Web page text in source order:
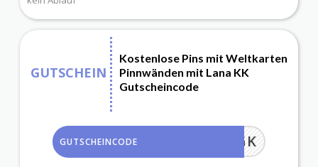
GUTSCHEIN
Kostenlose Pins mit Weltkarten
Pinnwänden mit Lana KK
Gutscheincode
CHKBGK
GUTSCHEINCODE